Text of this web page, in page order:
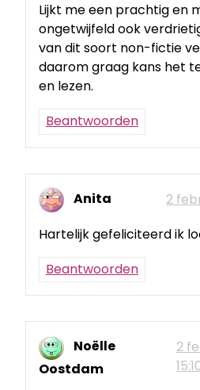
Lijkt me een prachtig en
ongetwijfeld ook
van dit soort non-fictie
daarom graag kans het
en lezen.
Beantwoorden
Anita
2
Hartelijk gefeliciteerd ik
Beantwoorden
Noëlle
Oostdam
2